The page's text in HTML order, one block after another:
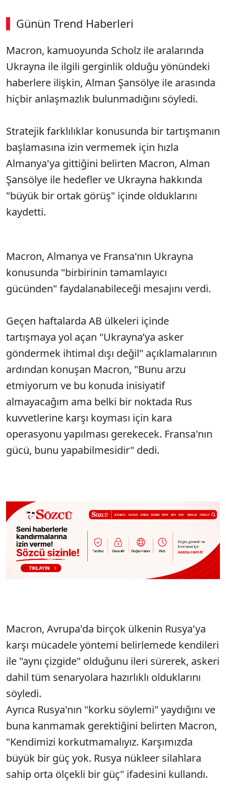
Günün Trend Haberleri
00:02 / 09:08
Sesi Aç
Macron, kamuoyunda Scholz ile aralarında
Ukrayna ile ilgili gerginlik olduğu yönündeki
haberlere ilişkin, Alman Şansölye ile arasında
hiçbir anlaşmazlık bulunmadığını söyledi.
Stratejik farklılıklar konusunda bir tartışmanın
başlamasına izin vermemek için hızla
Almanya'ya gittiğini belirten Macron, Alman
Şansölye ile hedefler ve Ukrayna hakkında
"büyük bir ortak görüş" içinde olduklarını
kaydetti.
Macron, Almanya ve Fransa'nın Ukrayna
konusunda "birbirinin tamamlayıcı
gücünden" faydalanabileceği mesajını verdi.
Geçen haftalarda AB ülkeleri içinde
tartışmaya yol açan "Ukrayna’ya asker
göndermek ihtimal dışı değil" açıklamalarının
ardından konuşan Macron, "Bunu arzu
etmiyorum ve bu konuda inisiyatif
almayacağım ama belki bir noktada Rus
kuvvetlerine karşı koyması için kara
operasyonu yapılması gerekecek. Fransa'nın
gücü, bunu yapabilmesidir" dedi.
Macron, Avrupa'da birçok ülkenin Rusya'ya
karşı mücadele yöntemi belirlemede kendileri
ile "aynı çizgide" olduğunu ileri sürerek, askeri
dahil tüm senaryolara hazırlıklı olduklarını
söyledi.
Ayrıca Rusya'nın "korku söylemi" yaydığını ve
buna kanmamak gerektiğini belirten Macron,
"Kendimizi korkutmamalıyız. Karşımızda
büyük bir güç yok. Rusya nükleer silahlara
sahip orta ölçekli bir güç" ifadesini kullandı.